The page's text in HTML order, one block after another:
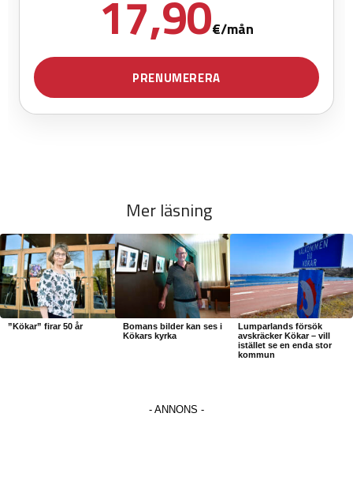
Mer läsning
”Kökar” firar 50 år
Bomans bilder kan ses i
Kökars kyrka
Lumparlands försök
avskräcker Kökar – vill
istället se en enda stor
kommun